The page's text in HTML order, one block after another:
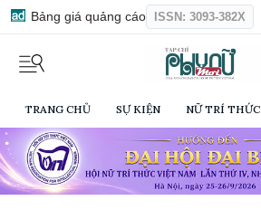
Bảng giá quảng cáo ISSN: 3093-382X
TRANG CHỦ SỰ KIỆN NỮ TRÍ THỨC